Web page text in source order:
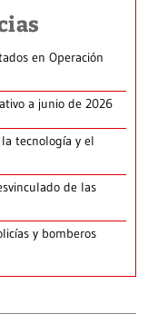
en Operación
a junio de 2026
tecnología y el
de las
y bomberos